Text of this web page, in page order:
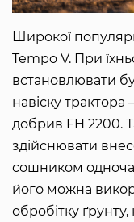
Широкої
Tempo V. При
встановлювати
навіску
добрив FH 2200.
здійснювати
сошником
його можна
обробітку